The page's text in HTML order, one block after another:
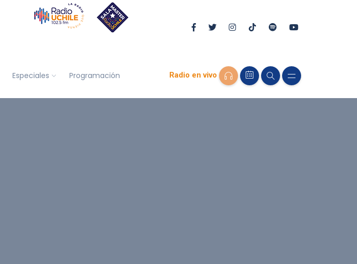
Especiales Programación Radio en vivo